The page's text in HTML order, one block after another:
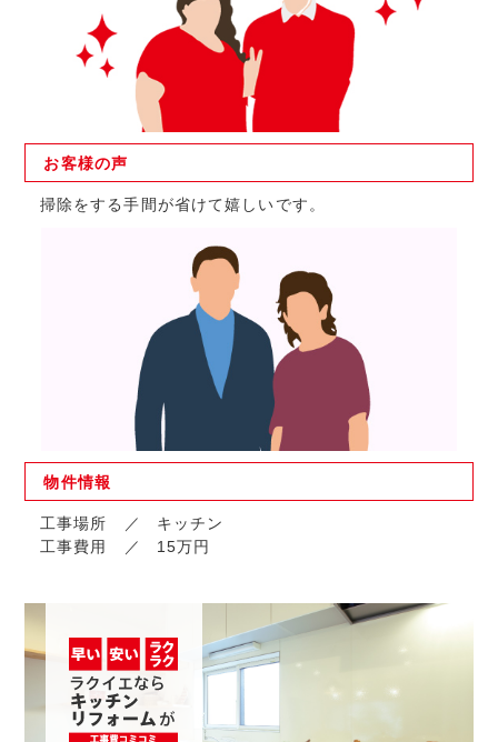
お客様の声
掃除をする手間が省けて嬉しいです。
物件情報
工事場所
キッチン
工事費用
15万円